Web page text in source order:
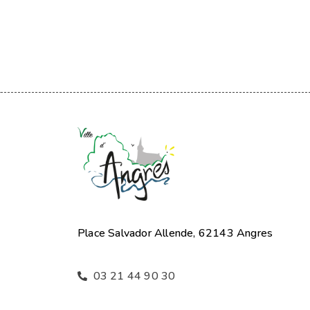
Place Salvador Allende, 62143 Angres
03 21 44 90 30